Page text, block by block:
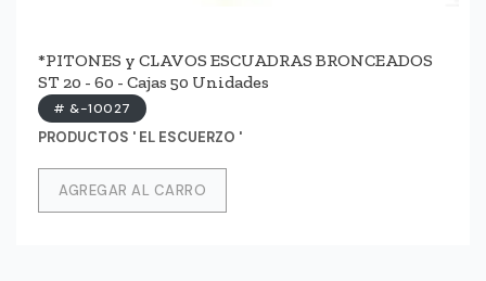
*PITONES y CLAVOS ESCUADRAS BRONCEADOS
ST 20 - 60 - Cajas 50 Unidades
# &-10027
PRODUCTOS ' EL ESCUERZO '
AGREGAR AL CARRO